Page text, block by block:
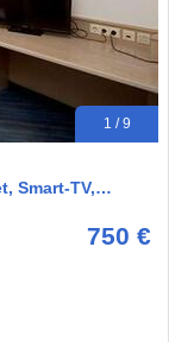
1 / 9
Smart-TV,…
750 €